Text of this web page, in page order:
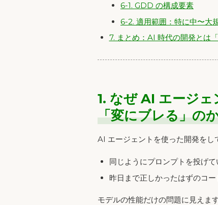
6-1. GDD の構成要素
6-2. 適用範囲：特に中〜大
7. まとめ：AI 時代の開発とは
1. なぜ AI エージ
「変にブレる」の
AI エージェントを使った開発をし
同じようにプロンプトを投げて
昨日まで正しかったはずのコー
モデルの性能だけの問題に見えま